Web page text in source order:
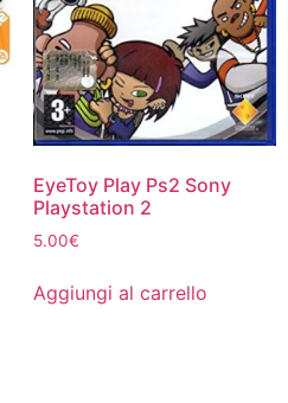
EyeToy Play Ps2 Sony
Playstation 2
5.00€
Aggiungi al carrello